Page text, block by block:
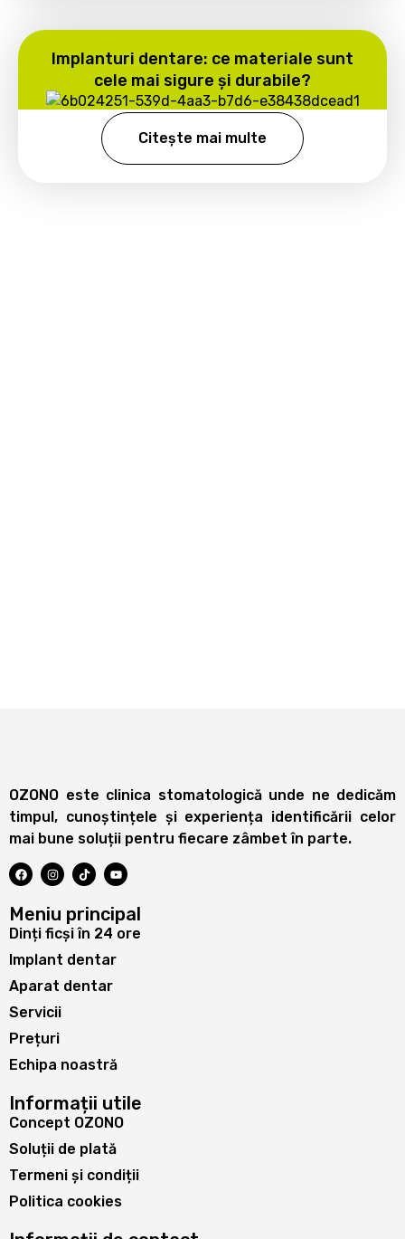
Implanturi dentare: ce materiale sunt
cele mai sigure și durabile?
Citește mai multe
OZONO este clinica stomatologică unde ne dedicăm
timpul, cunoștințele și experiența identificării celor
mai bune soluții pentru fiecare zâmbet în parte.
Meniu principal
Dinți ficși în 24 ore
Implant dentar
Aparat dentar
Servicii
Prețuri
Echipa noastră
Informații utile
Concept OZONO
Soluții de plată
Termeni și condiții
Politica cookies